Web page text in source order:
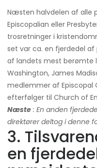
Næsten halvdelen af ​​alle
Episcopalian eller
trosretninger i
set var ca. en fjerdedel
af landets mest berømte
Washington, James
medlemmer af Episcopal
efterfølger til Church of
Næste : En anden
direktører deltog i denne
3.
en